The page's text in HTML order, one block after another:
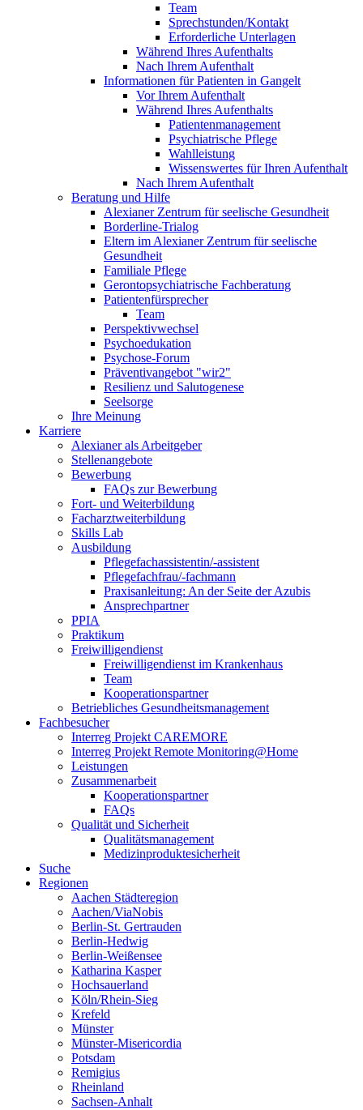
Team
Sprechstunden/Kontakt
Erforderliche Unterlagen
Während Ihres Aufenthalts
Nach Ihrem Aufenthalt
Informationen für Patienten in Gangelt
Vor Ihrem Aufenthalt
Während Ihres Aufenthalts
Patientenmanagement
Psychiatrische Pflege
Wahlleistung
Wissenswertes für Ihren Aufenthalt
Nach Ihrem Aufenthalt
Beratung und Hilfe
Alexianer Zentrum für seelische Gesundheit
Borderline-Trialog
Eltern im Alexianer Zentrum für seelische
Gesundheit
Familiale Pflege
Gerontopsychiatrische Fachberatung
Patientenfürsprecher
Team
Perspektivwechsel
Psychoedukation
Psychose-Forum
Präventivangebot "wir2"
Resilienz und Salutogenese
Seelsorge
Ihre Meinung
Karriere
Alexianer als Arbeitgeber
Stellenangebote
Bewerbung
FAQs zur Bewerbung
Fort- und Weiterbildung
Facharztweiterbildung
Skills Lab
Ausbildung
Pflegefachassistentin/-assistent
Pflegefachfrau/-fachmann
Praxisanleitung: An der Seite der Azubis
Ansprechpartner
PPIA
Praktikum
Freiwilligendienst
Freiwilligendienst im Krankenhaus
Team
Kooperationspartner
Betriebliches Gesundheitsmanagement
Fachbesucher
Interreg Projekt CAREMORE
Interreg Projekt Remote Monitoring@Home
Leistungen
Zusammenarbeit
Kooperationspartner
FAQs
Qualität und Sicherheit
Qualitätsmanagement
Medizinproduktesicherheit
Suche
Regionen
Aachen Städteregion
Aachen/ViaNobis
Berlin-St. Gertrauden
Berlin-Hedwig
Berlin-Weißensee
Katharina Kasper
Hochsauerland
Köln/Rhein-Sieg
Krefeld
Münster
Münster-Misericordia
Potsdam
Remigius
Rheinland
Sachsen-Anhalt